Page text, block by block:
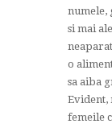
numele,
si mai
o
sa aiba
Evident,
femeile